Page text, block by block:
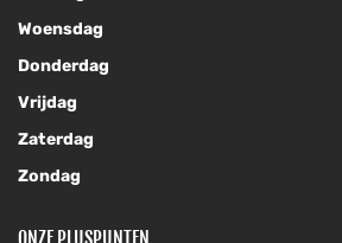
Woensdag
Donderdag
Vrijdag
Zaterdag
Zondag
ONZE PLUSPUNTEN